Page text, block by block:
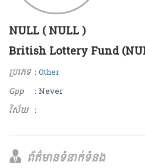
NULL ( NULL )
British Lottery Fund
ប្រភេទ :Other
Gpp
: Never
វិស័យ :
ព័ត៌មានទំនាក់ទំនង